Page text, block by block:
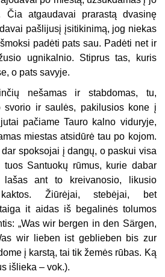
Čia atgaudavai prarastą dvasinę
pašlijusį įsitikinimą, jog niekas
padėti pats sau. Padėti net ir
ugnikalnio. Stiprus tas, kuris
o pats savyje.
nešamas ir stabdomas, tu,
svorio ir saulės, pakilusios kone į
pačiame Tauro kalno viduryje,
miestas atsidūrė tau po kojom.
spoksojai į dangų, o paskui visa
Santuokų rūmus, kurie dabar
lašas ant to kreivanosio, likusio
Žiūrėjai, stebėjai, bet
it aidas iš begalinės tolumos
„Was wir bergen in den Särgen,
wir lieben ist geblieben bis zur
į karstą, tai tik žemės rūbas. Ką
išlieka – vok.).